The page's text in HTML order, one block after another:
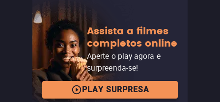
Assista a filmes
completos online
Aperte o play agora e
surpreenda-se!
PLAY SURPRESA